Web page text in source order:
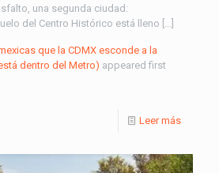
una segunda ciudad:
del Centro Histórico está lleno […]
que la CDMX esconde a la
dentro del Metro) appeared first
Leer más